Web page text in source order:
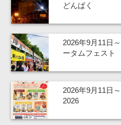
どんぱく
2026年9月11日
ータムフェスト
2026年9月11日
2026